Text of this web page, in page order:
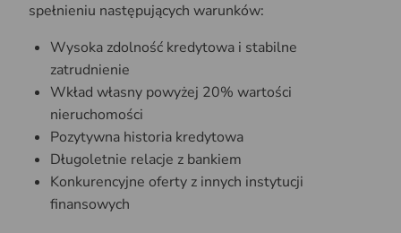
spełnieniu następujących warunków:
Wysoka zdolność kredytowa i stabilne
zatrudnienie
Wkład własny powyżej 20% wartości
nieruchomości
Pozytywna historia kredytowa
Długoletnie relacje z bankiem
Konkurencyjne oferty z innych instytucji
finansowych